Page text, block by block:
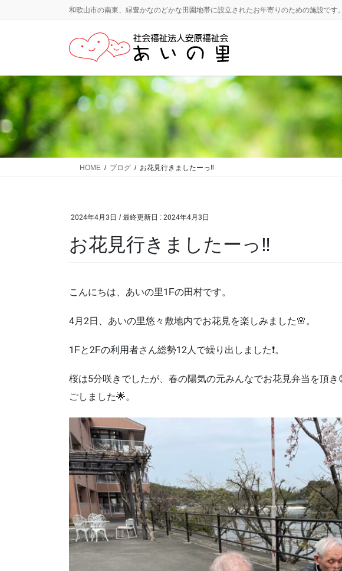
に
移
動
ョ
ン
に
移
動
和歌山市の南東、緑豊かなのどかな田園地帯に設立されたお年寄りのための施設です。
HOME ブログ お花見行きましたーっ‼️
2024年4月3日 / 最終更新日 : 2024年4月3日
お花見行きましたーっ‼️
こんにちは、あいの里1Fの田村です。
4月2日、あいの里悠々敷地内でお花見を楽しみました🌸。
1Fと2Fの利用者さん総勢12人で繰り出しました❗️。
桜は5分咲きでしたが、春の陽気の元みんなでお花見弁当を頂
ごしました🌟。